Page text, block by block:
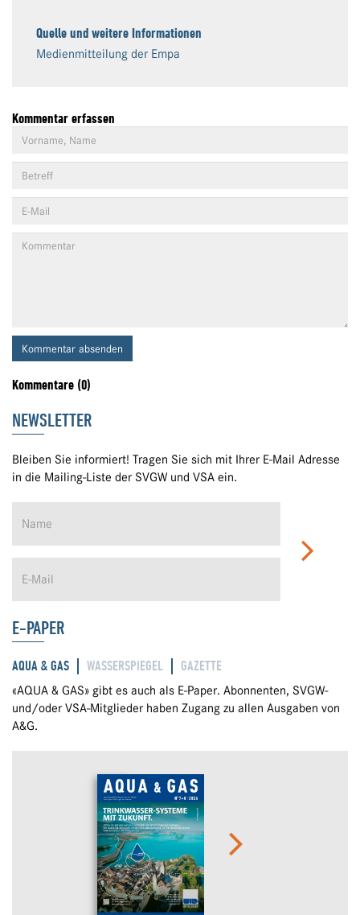
Quelle und weitere Informationen
Medienmitteilung der Empa
Kommentar erfassen
Kommentar absenden
Kommentare (0)
NEWSLETTER
Bleiben Sie informiert! Tragen Sie sich mit Ihrer E-Mail Adresse
in die Mailing-Liste der SVGW und VSA ein.
E-PAPER
AQUA & GAS WASSERSPIEGEL GAZETTE
«AQUA & GAS» gibt es auch als E-Paper. Abonnenten, SVGW-
und/oder VSA-Mitglieder haben Zugang zu allen Ausgaben von
A&G.